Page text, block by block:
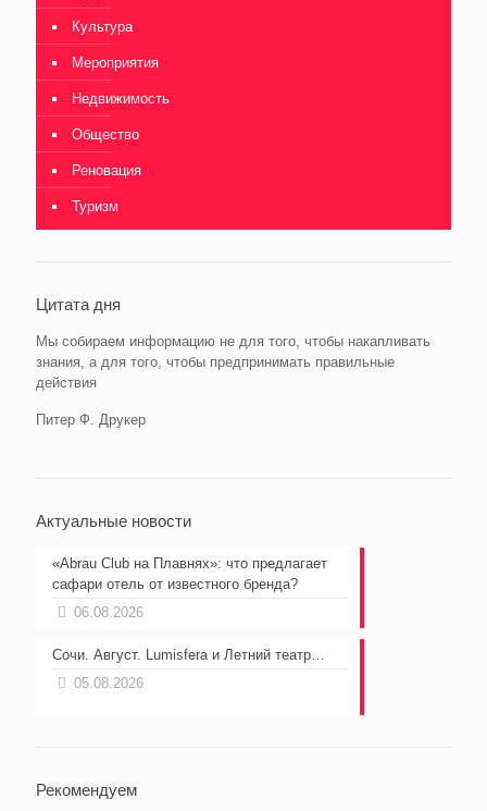
Культура
Мероприятия
Недвижимость
Общество
Реновация
Туризм
Цитата дня
Мы собираем информацию не для того, чтобы накапливать
знания, а для того, чтобы предпринимать правильные
действия
Питер Ф. Друкер
Актуальные новости
«Abrau Club на Плавнях»: что предлагает
сафари отель от известного бренда?
06.08.2026
Сочи. Август. Lumisfera и Летний театр…
05.08.2026
Рекомендуем